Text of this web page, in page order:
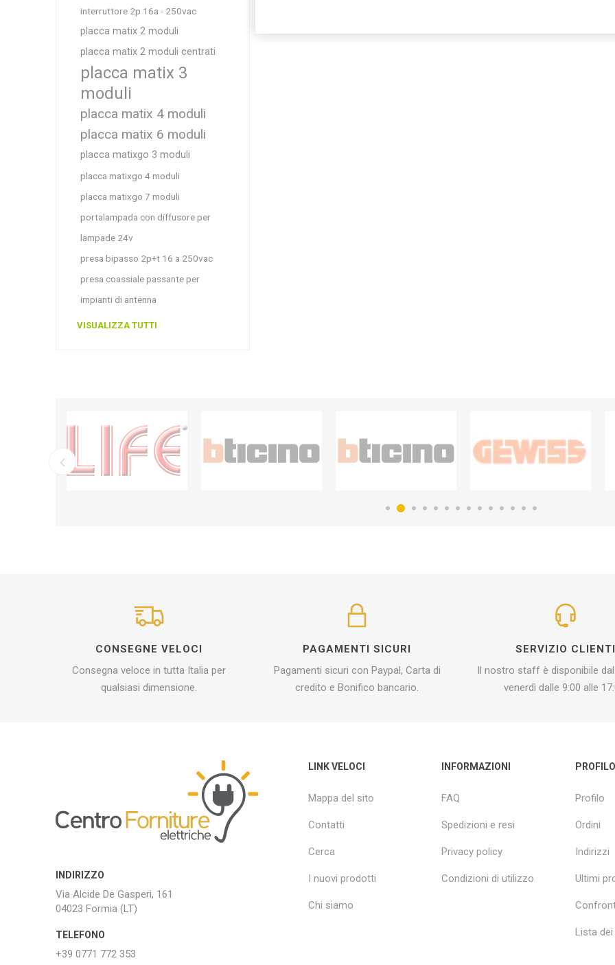
interruttore 2p 16a - 250vac
placca matix 2 moduli
placca matix 2 moduli centrati
placca matix 3
moduli
placca matix 4 moduli
placca matix 6 moduli
placca matixgo 3 moduli
placca matixgo 4 moduli
placca matixgo 7 moduli
portalampada con diffusore per
lampade 24v
presa bipasso 2p+t 16 a 250vac
presa coassiale passante per
impianti di antenna
VISUALIZZA TUTTI
CONSEGNE VELOCI
Consegna veloce in tutta Italia per
qualsiasi dimensione.
PAGAMENTI SICURI
Pagamenti sicuri con Paypal, Carta di
credito e Bonifico bancario.
SERVIZIO CLIENTI
Il nostro staff è disponibile
venerdì dalle 9:00 alle
INDIRIZZO
Via Alcide De Gasperi, 161
04023 Formia (LT)
TELEFONO
+39 0771 772 353
LINK VELOCI
Mappa del sito
Contatti
Cerca
I nuovi prodotti
Chi siamo
INFORMAZIONI
FAQ
Spedizioni e resi
Privacy policy
Condizioni di utilizzo
PROFILO
Profilo
Ordini
Indirizzi
Ultimi
Lista